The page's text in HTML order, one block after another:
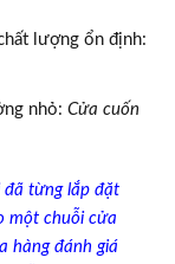
lượng ổn định:
nhỏ: Cửa cuốn
đã từng lắp đặt
một chuỗi cửa
hàng đánh giá